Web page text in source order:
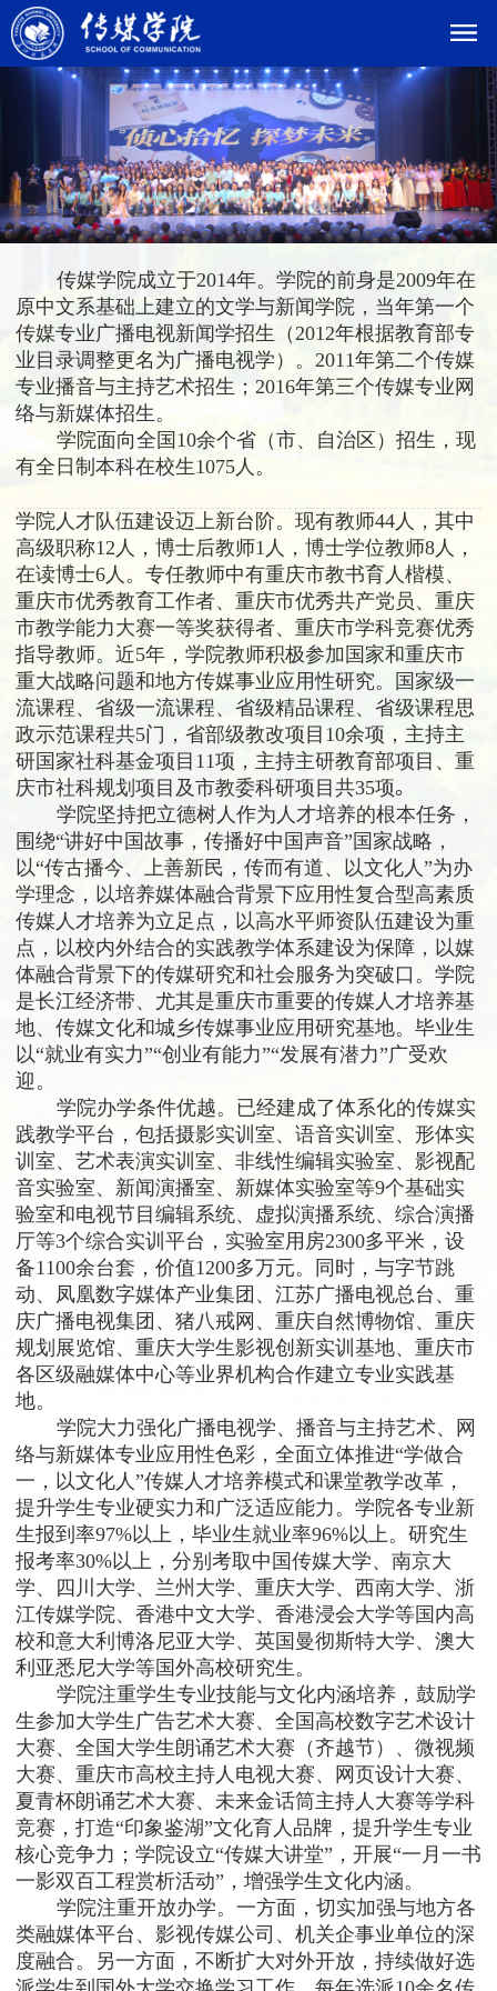
传媒学院成立于2014年。学院的前身是2009年在
原中文系基础上建立的文学与新闻学院，当年第一个
传媒专业广播电视新闻学招生（2012年根据教育部专
业目录调整更名为广播电视学）。 2011年第二个传媒
专业播音与主持艺术招生； 2016年第三个传媒专业网
络与新媒体招生。
学院面向全国 10余个省（市、自治区）招生，现
有全日制本科在校生1075 人。
学院人才队伍建设迈上新台阶。现有教师44 人，其中
高级职称12 人，博士后教师1 人，博士学位教师8 人，
在读博士6 人。专任教师中有重庆市教书育人楷模、
重庆市优秀教育工作者、重庆市优秀共产党员、重庆
市教学能力大赛一等奖获得者、重庆市学科竞赛优秀
指导教师。近5年，学院教师积极参加国家和重庆市
重大战略问题和地方传媒事业应用性研究。 国家级一
流课程、省级一流课程、省级精品课程、省级课程思
政示范课程共5门， 省部级教改项目 10余项，主持主
研国家社科基金项目11项，主持主研教育部项目、重
庆市社科规划项目及市教委科研项目共35项。
学院坚持把立德树人作为人才培养的根本任务，
围绕“讲好中国故事，传播好中国声音”国家战略，
以“传古播今、上善新民，传而有道、以文化人”为办
学理念，以培养媒体融合背景下应用性复合型高素质
传媒人才培养为立足点，以高水平师资队伍建设为重
点，以校内外结合的实践教学体系建设为保障，以媒
体融合背景下的传媒研究和社会服务为突破口。学院
是长江经济带、尤其是重庆市重要的传媒人才培养基
地、传媒文化和城乡传媒事业应用研究基地。毕业生
以“就业有实力”“创业有能力”“发展有潜力”广受欢
迎。
学院办学条件优越。已经建成了体系化的传媒实
践教学平台，包括摄影实训室、语音实训室、形体实
训室、艺术表演实训室、非线性编辑实验室、影视配
音实验室、新闻演播室、新媒体实验室等9个基础实
验室和电视节目编辑系统、虚拟演播系统、综合演播
厅等3个综合实训平台，实验室用房2300多平米，设
备1100余台套，价值1200多万元。同时，与字节跳
动、凤凰数字媒体产业集团、江苏广播电视总台、重
庆广播电视集团、猪八戒网、重庆自然博物馆、重庆
规划展览馆、重庆大学生影视创新实训基地、重庆市
各区级融媒体中心等业界机构合作建立专业实践基
地。
学院大力强化广播电视学、播音与主持艺术、网
络与新媒体专业应用性色彩，全面立体推进“学做合
一，以文化人”传媒人才培养模式和课堂教学改革，
提升学生专业硬实力和广泛适应能力。学院各专业新
生报到率97%以上，毕业生就业率96%以上。研究生
报考率30%以上，分别考取中国传媒大学、南京大
学、四川大学、兰州大学、重庆大学、西南大学、浙
江传媒学院、香港中文大学、香港浸会大学等国内高
校和意大利博洛尼亚大学、英国曼彻斯特大学、澳大
利亚悉尼大学等国外高校研究生。
学院注重学生专业技能与文化内涵培养，鼓励学
生参加大学生广告艺术大赛、全国高校数字艺术设计
大赛、全国大学生朗诵艺术大赛（齐越节）、微视频
大赛、重庆市高校主持人电视大赛、网页设计大赛、
夏青杯朗诵艺术大赛、未来金话筒主持人大赛等学科
竞赛，打造“印象鉴湖”文化育人品牌，提升学生专业
核心竞争力；学院设立“传媒大讲堂”，开展“一月一书
一影双百工程赏析活动”，增强学生文化内涵。
学院注重开放办学。一方面，切实加强与地方各
类融媒体平台、影视传媒公司、机关企事业单位的深
度融合。另一方面，不断扩大对外开放，持续做好选